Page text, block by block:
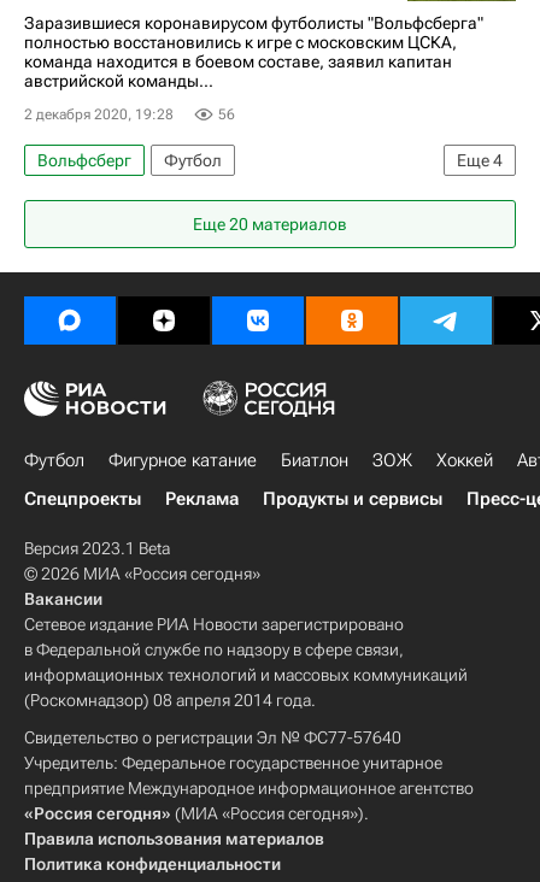
Заразившиеся коронавирусом футболисты "Вольфсберга"
полностью восстановились к игре с московским ЦСКА,
команда находится в боевом составе, заявил капитан
австрийской команды...
2 декабря 2020, 19:28 56
Еще4
Вольфсберг
Футбол
Лига Европы УЕФА 2026-2027
ПФК ЦСКА
Спорт в условиях пандемии коронавируса
Еще 20 материалов
Футбол Фигурное катание Биатлон ЗОЖ Хоккей
Спецпроекты
Реклама Продукты и сервисы Пресс-
Версия 2023.1 Beta
© 2026 МИА «Россия сегодня»
Вакансии
Сетевое издание РИА Новости зарегистрировано
в Федеральной службе по надзору в сфере связи,
информационных технологий и массовых коммуникаций
(Роскомнадзор) 08 апреля 2014 года.
Свидетельство о регистрации Эл № ФС77-57640
Учредитель: Федеральное государственное унитарное
предприятие Международное информационное агентство
«Россия сегодня» (МИА «Россия сегодня»).
Правила использования материалов
Политика конфиденциальности